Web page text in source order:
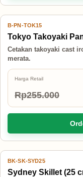
14% OFF
B-PN-TOK15
Tokyo Takoyaki
Cetakan takoyaki cast
merata.
Harga Retail
Rp255.000
12% OFF
BK-SK-SYD25
Sydney Skillet (25